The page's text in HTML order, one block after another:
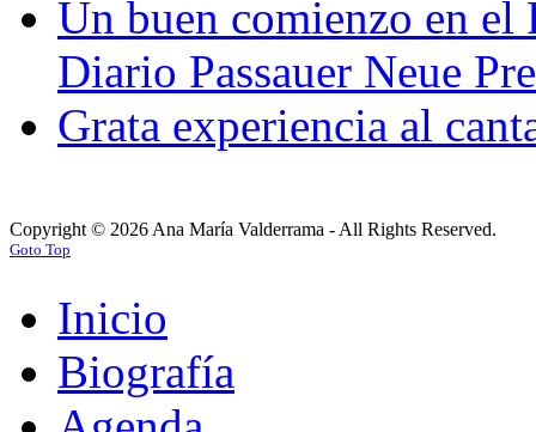
Un buen comienzo en el
Diario Passauer Neue
Grata experiencia al
Copyright © 2026 Ana María Valderrama - All Rights Reserved.
Goto Top
Inicio
Biografía